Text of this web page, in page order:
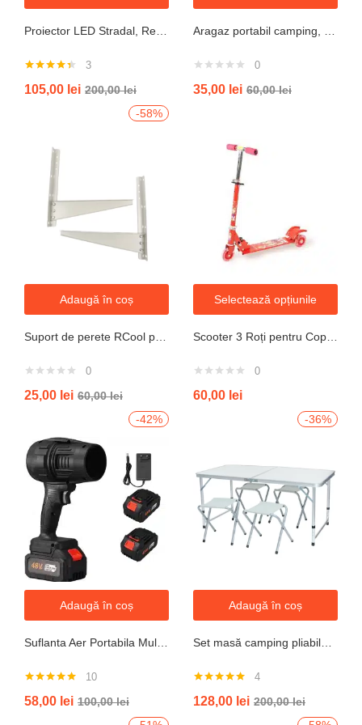
Proiector LED Stradal, Rezistent La Apa IP67, Cu Panou Solar, 100W, 220LED, Cu Telecomanda
4.33din 5
3
105,00 lei 200,00lei
Aragaz portabil camping, aprindere automata, negru
0
35,00 lei 60,00lei
-58%
Adaugă în coș
Suport de perete RCool pentru aparate de climatizare split 120KG
0
25,00 lei 60,00lei
Selectează opțiunile
Scooter 3 Roți pentru Copii – Design Pliabil din Oțel, Mecanism de Direcție Sigur, Potrivit pentru Vârsta 3+ Ani, Culoare Albastră
0
60,00 lei
-42%
Adaugă în coș
Suflanta Aer Portabila Multifunctionala pentru uscare masina, zapada, apa, calculator, gratar, frunze si praf, 2 acumulatori inclusi 48V
4.90din 5
10
58,00 lei 100,00lei
-36%
Adaugă în coș
Set masă camping pliabilă cu 4 scaune jrh aluminiu ușor, reglabil pe înălțime, portabil pentru picnic, grătar, excursii, pescuit 120×60 cm
5.00din 5
4
128,00 lei 200,00lei